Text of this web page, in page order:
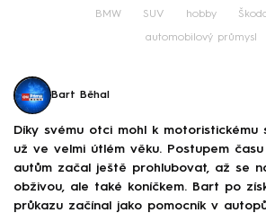
BMW SUV hobby
automobilový průmysl
Bart Běhal
Díky svému otci mohl k motoristickému
už ve velmi útlém věku. Postupem
autům začal ještě prohlubovat, až se
obživou, ale také koníčkem. Bart po
průkazu začínal jako pomocník v